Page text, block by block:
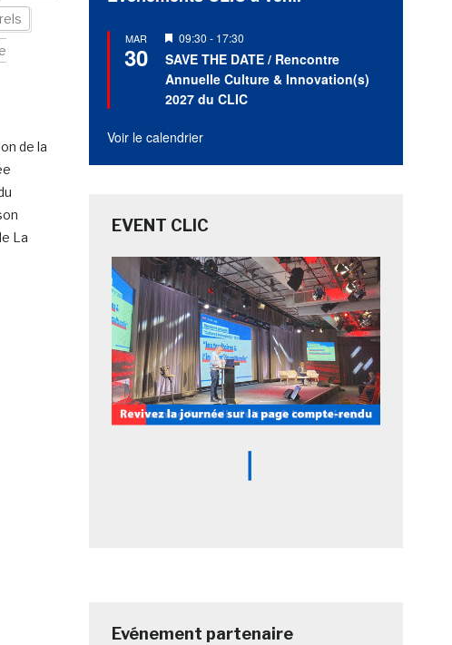
de la
La
MAR
30
Mis
en
avant
09:30 - 17:30
SAVE THE DATE / Rencontre
Annuelle Culture & Innovation(s)
2027 du CLIC
Voir le calendrier
EVENT CLIC
Evénement partenaire